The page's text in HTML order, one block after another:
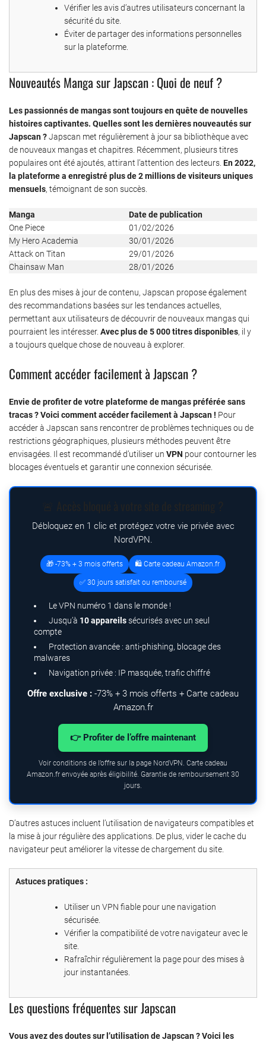
Vérifier les avis d’autres utilisateurs concernant la
sécurité du site.
Éviter de partager des informations personnelles
sur la plateforme.
Nouveautés Manga sur Japscan : Quoi de neuf ?
Les passionnés de mangas sont toujours en quête de nouvelles
histoires captivantes. Quelles sont les dernières nouveautés sur
Japscan ?Japscan met régulièrement à jour sa bibliothèque avec
de nouveaux mangas et chapitres. Récemment, plusieurs titres
populaires ont été ajoutés, attirant l’attention des lecteurs. En 2022,
la plateforme a enregistré plus de 2 millions de visiteurs uniques
mensuels, témoignant de son succès.
Manga
Date de publication
One Piece
01/02/2026
My Hero Academia
30/01/2026
Attack on Titan
29/01/2026
Chainsaw Man
28/01/2026
En plus des mises à jour de contenu, Japscan propose également
des recommandations basées sur les tendances actuelles,
permettant aux utilisateurs de découvrir de nouveaux mangas qui
pourraient les intéresser. Avec plus de 5 000 titres disponibles, il y
a toujours quelque chose de nouveau à explorer.
Comment accéder facilement à Japscan ?
Envie de profiter de votre plateforme de mangas préférée sans
tracas ? Voici comment accéder facilement à Japscan ! Pour
accéder à Japscan sans rencontrer de problèmes techniques ou de
restrictions géographiques, plusieurs méthodes peuvent être
envisagées. Il est recommandé d’utiliser un VPN pour contourner les
blocages éventuels et garantir une connexion sécurisée.
Débloquez en 1 clic et protégez votre vie privée avec
NordVPN.
🎁 -73% + 3 mois offerts 🛍️ Carte cadeau Amazon.fr
✅ 30 jours satisfait ou remboursé
Le VPN numéro 1 dans le monde !
Jusqu’à 10 appareilssécurisés avec un seul
compte
Protection avancée : anti-phishing, blocage des
malwares
Navigation privée : IP masquée, trafic chiffré
Offre exclusive : -73% + 3 mois offerts + Carte cadeau
Amazon.fr
👉 Profiter de l’offre maintenant
Voir conditions de l’offre sur la page NordVPN. Carte cadeau
Amazon.fr envoyée après éligibilité. Garantie de remboursement 30
jours.
D’autres astuces incluent l’utilisation de navigateurs compatibles et
la mise à jour régulière des applications. De plus, vider le cache du
navigateur peut améliorer la vitesse de chargement du site.
Astuces pratiques :
Utiliser un VPN fiable pour une navigation
sécurisée.
Vérifier la compatibilité de votre navigateur avec le
site.
Rafraîchir régulièrement la page pour des mises à
jour instantanées.
Les questions fréquentes sur Japscan
Vous avez des doutes sur l’utilisation de Japscan ? Voici les